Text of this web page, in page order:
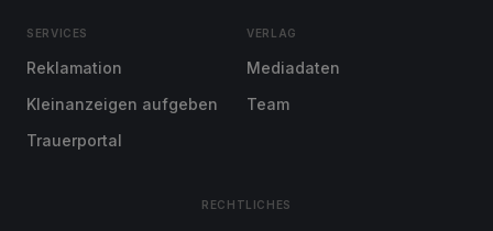
SERVICES
Reklamation
Kleinanzeigen aufgeben
Trauerportal
VERLAG
Mediadaten
Team
RECHTLICHES